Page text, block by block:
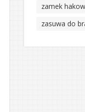
zamek
zasuwa do